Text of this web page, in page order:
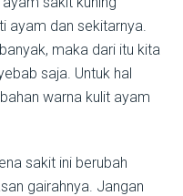
ayam dan sekitarnya.
maka dari itu kita
saja. Untuk hal
warna kulit ayam
sakit ini berubah
gairahnya. Jangan